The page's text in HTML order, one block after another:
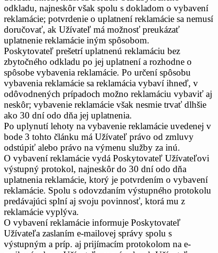
odkladu, najneskôr však spolu s dokladom o vybavení
reklamácie; potvrdenie o uplatnení reklamácie sa nemusí
doručovať, ak Užívateľ má možnosť preukázať
uplatnenie reklamácie iným spôsobom.
Poskytovateľ prešetrí uplatnenú reklamáciu bez
zbytočného odkladu po jej uplatnení a rozhodne o
spôsobe vybavenia reklamácie. Po určení spôsobu
vybavenia reklamácie sa reklamácia vybaví ihneď, v
odôvodnených prípadoch možno reklamáciu vybaviť aj
neskôr; vybavenie reklamácie však nesmie trvať dlhšie
ako 30 dní odo dňa jej uplatnenia.
Po uplynutí lehoty na vybavenie reklamácie uvedenej v
bode 3 tohto článku má Užívateľ právo od zmluvy
odstúpiť alebo právo na výmenu služby za inú.
O vybavení reklamácie vydá Poskytovateľ Užívateľovi
výstupný protokol, najneskôr do 30 dní odo dňa
uplatnenia reklamácie, ktorý je potvrdením o vybavení
reklamácie. Spolu s odovzdaním výstupného protokolu
predávajúci splní aj svoju povinnosť, ktorá mu z
reklamácie vyplýva.
O vybavení reklamácie informuje Poskytovateľ
Užívateľa zaslaním e-mailovej správy spolu s
výstupným a príp. aj prijímacím protokolom na e-